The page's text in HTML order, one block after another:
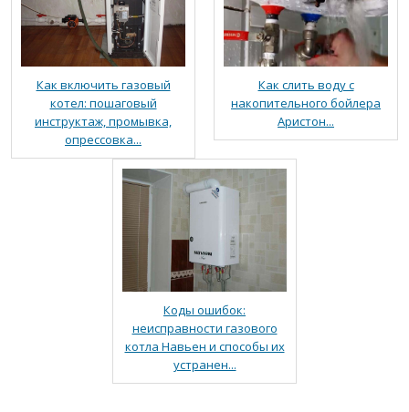
Как включить газовый
котел: пошаговый
инструктаж, промывка,
опрессовка...
Как слить воду с
накопительного бойлера
Аристон...
Коды ошибок:
неисправности газового
котла Навьен и способы их
устранен...